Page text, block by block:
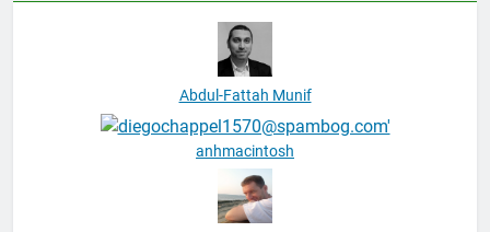
Abdul-Fattah Munif
anhmacintosh